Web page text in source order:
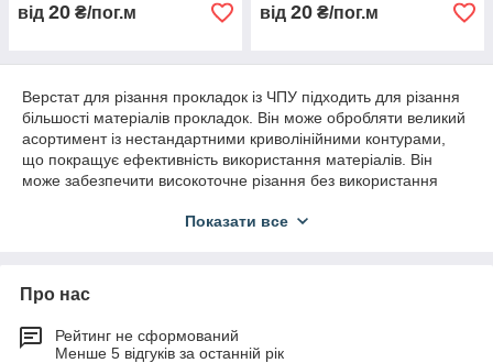
від 20 ₴/пог.м від 20 ₴/пог.м
Верстат для різання прокладок із ЧПУ підходить для різання
більшості матеріалів прокладок. Він може обробляти великий
асортимент із нестандартними криволінійними контурами,
що покращує ефективність використання матеріалів. Він
може забезпечити високоточне різання без використання
регульованих матрично-вакуумних зон матеріал надійно
фіксується під час обробки без допомоги механічних
затискачів.
Наше програмне забезпечення пропонує акуратне та швидке
Показати все
Про нас
Рейтинг не сформований
Менше 5 відгуків за останній рік